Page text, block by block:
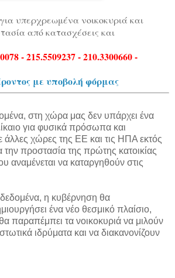
υπερχρεωμένα νοικοκυριά και
από κατασχέσεις και
- 215.5509237 - 210.3300660 -
με υποβολή φόρμας
στη χώρα μας δεν υπάρχει ένα
για φυσικά πρόσωπα και
άλλες χώρες της ΕΕ και τις ΗΠΑ εκτός
την προστασία της πρώτης κατοικίας
αναμένεται να καταργηθούν στις
η κυβέρνηση θα
ένα νέο θεσμικό πλαίσιο,
παραπέμπει τα νοικοκυριά να μιλούν
ιδρύματα και να διακανονίζουν